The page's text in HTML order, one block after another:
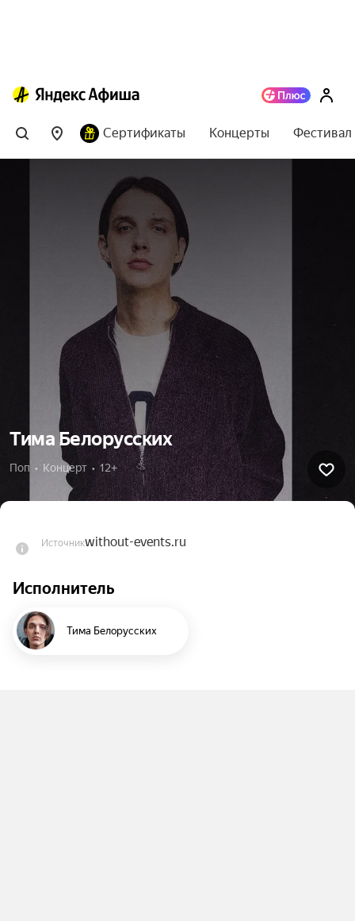
Сертификаты Концерты
Тима Белорусских
Поп  •  Концерт  •  12+
Источникwithout-events.ru
Исполнитель
Тима Белорусских